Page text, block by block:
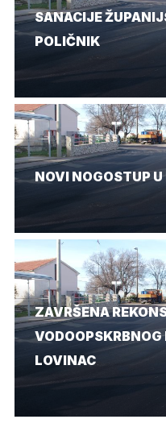
SANACIJE
POLIČNIK
NOVI NOGOSTUP
ZAVRŠENA
LOVINAC